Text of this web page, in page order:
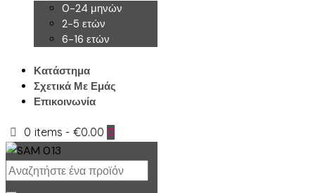
0-24 μηνών
2-5 ετών
6-16 ετών
Κατάστημα
Σχετικά Με Εμάς
Επικοινωνία
0 items - €0.00 0